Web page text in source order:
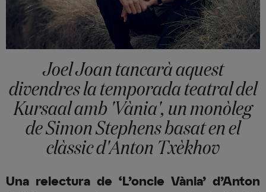
Joel Joan tancarà aquest
divendres la temporada teatral del
Kursaal amb 'Vània', un monòleg
de Simon Stephens basat en el
clàssic d'Anton Txèkhov
Una relectura de ‘L’oncle Vània’ d’Anton